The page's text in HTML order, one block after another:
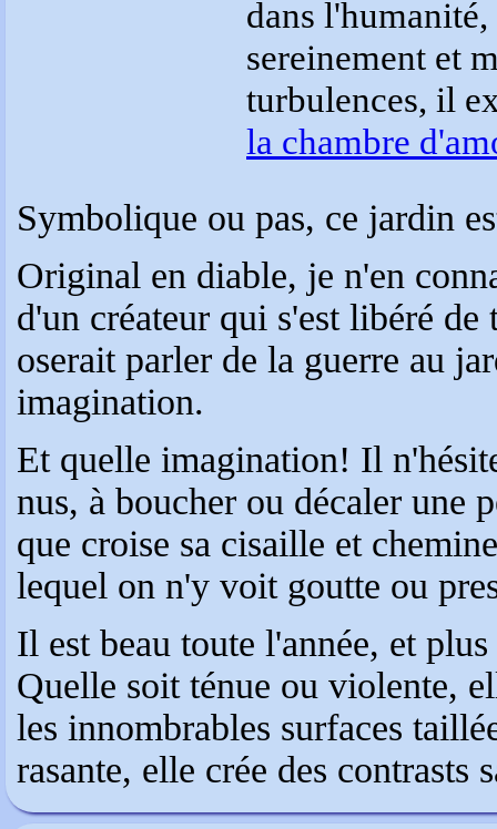
dans
sereinement et
turbulences, il
la chambre
Symbolique ou pas, ce jardin
Original en diable, je n'en
d'un créateur qui s'est libéré
oserait parler de la guerre au
imagination.
Et quelle imagination! Il
nus, à boucher ou décaler une
que croise sa cisaille et
lequel on n'y voit goutte ou
Il est beau toute l'année, et
Quelle soit ténue ou violente,
les innombrables surfaces
rasante, elle crée des contrasts